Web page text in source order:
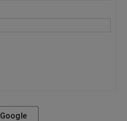
Google